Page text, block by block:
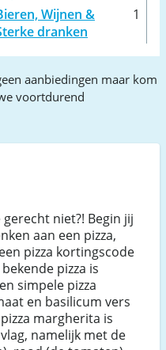
Wijnen &
dranken
1
aanbiedingen maar kom
voortdurend
niet?! Begin jij
aan een pizza,
pizza kortingscode
pizza is
simpele pizza
en basilicum vers
margherita is
namelijk met de